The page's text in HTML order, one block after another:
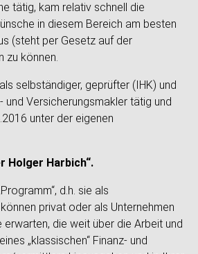
tätig, kam relativ schnell die
in diesem Bereich am besten
(steht per Gesetz auf der
zu können.
selbständiger, geprüfter (IHK) und
und Versicherungsmakler tätig und
unter der eigenen
Holger Harbich“.
d.h. sie als
privat oder als Unternehmen
die weit über die Arbeit und
„klassischen“ Finanz- und